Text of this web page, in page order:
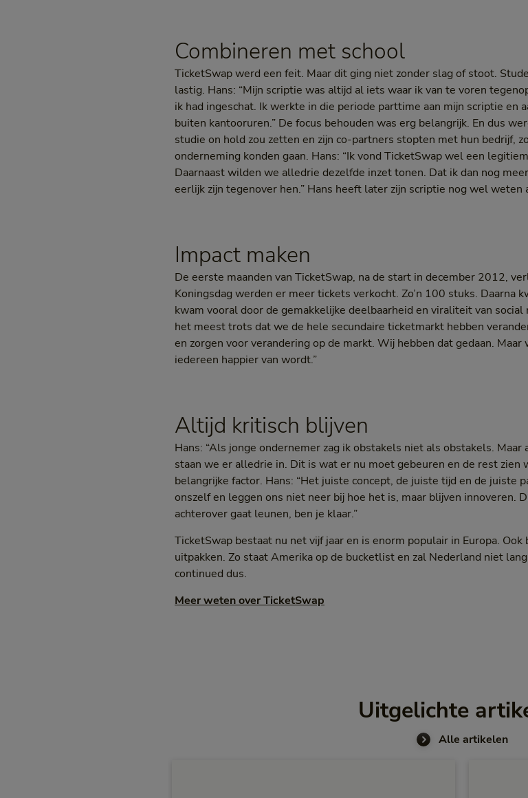
Combineren met school
TicketSwap werd een feit. Maar dit ging niet zonder slag of stoot.
lastig. Hans: “Mijn scriptie was altijd al iets waar ik van te voren
ik had ingeschat. Ik werkte in die periode parttime aan mijn scriptie en
buiten kantooruren.” De focus behouden was erg belangrijk. En dus
studie on hold zou zetten en zijn co-partners stopten met hun bedrijf,
onderneming konden gaan. Hans: “Ik vond TicketSwap wel een
Daarnaast wilden we alledrie dezelfde inzet tonen. Dat ik dan nog
eerlijk zijn tegenover hen.” Hans heeft later zijn scriptie nog wel weten
Impact maken
De eerste maanden van TicketSwap, na de start in december 2012,
Koningsdag werden er meer tickets verkocht. Zo’n 100 stuks. Daarna
kwam vooral door de gemakkelijke deelbaarheid en viraliteit van social
het meest trots dat we de hele secundaire ticketmarkt hebben
en zorgen voor verandering op de markt. Wij hebben dat gedaan.
iedereen happier van wordt.”
Altijd kritisch blijven
Hans: “Als jonge ondernemer zag ik obstakels niet als obstakels.
staan we er alledrie in. Dit is wat er nu moet gebeuren en de rest zien
belangrijke factor. Hans: “Het juiste concept, de juiste tijd en de juiste
onszelf en leggen ons niet neer bij hoe het is, maar blijven innoveren.
achterover gaat leunen, ben je klaar.”
TicketSwap bestaat nu net vijf jaar en is enorm populair in Europa.
uitpakken. Zo staat Amerika op de bucketlist en zal Nederland niet
continued dus.
Meer weten over TicketSwap
Uitgelichte
Alle artikelen